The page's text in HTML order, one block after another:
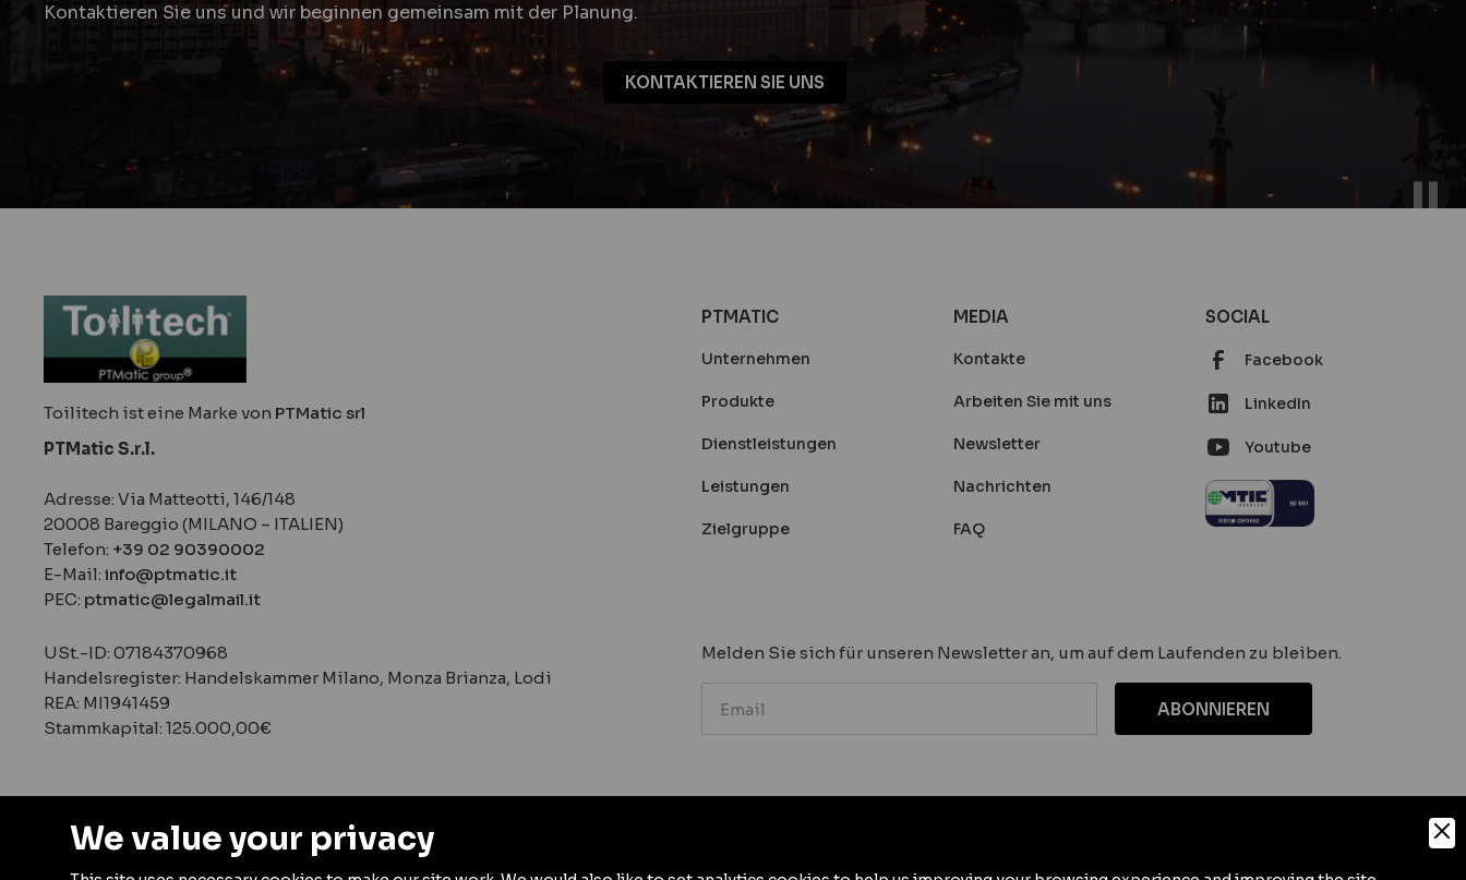
Kontaktieren Sie uns und wir beginnen gemeinsam mit der Planung.
KONTAKTIEREN SIE UNS
Toilitech ist eine Marke von PTMatic srl
PTMatic S.r.l.
Adresse: Via Matteotti, 146/148
20008 Bareggio (MILANO – ITALIEN)
Telefon: +39 02 90390002
E-Mail: info@ptmatic.it
PEC: ptmatic@legalmail.it
PTMATIC
Unternehmen
Produkte
Dienstleistungen
Leistungen
Zielgruppe
MEDIA
Kontakte
Arbeiten Sie mit uns
Newsletter
Nachrichten
FAQ
SOCIAL
Facebook
LinkedIn
Youtube
‍‍USt.-ID: 07184370968
Handelsregister: Handelskammer Milano, Monza Brianza, Lodi
REA: MI1941459
Stammkapital: 125.000,00€
Melden Sie sich für unseren Newsletter an, um auf dem Laufenden zu bleiben.
We value your privacy